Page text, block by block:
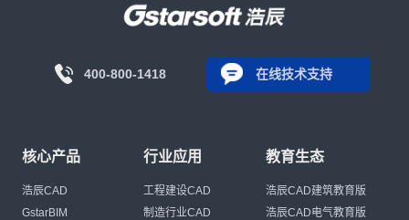
400-800-1418 在线技术支持
核心产品
浩辰CAD
GstarBIM
行业应用
工程建设CAD
制造行业CAD
教育生态
浩辰CAD建筑教育版
浩辰CAD电气教育版